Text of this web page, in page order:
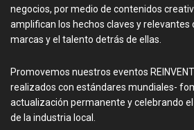
negocios, por medio de contenidos
amplifican los hechos claves y relevantes
marcas y el talento detrás de ellas.
Promovemos nuestros eventos
realizados con estándares mundiales-
actualización permanente y celebrando
de la industria local.